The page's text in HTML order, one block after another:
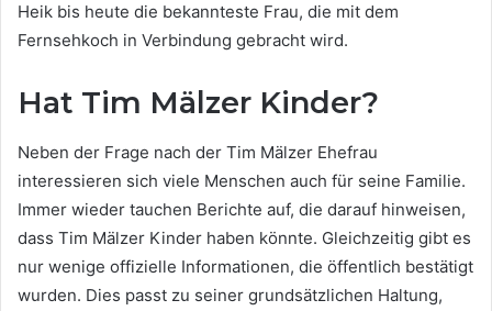
Heik bis heute die bekannteste Frau, die mit dem
Fernsehkoch in Verbindung gebracht wird.
Hat Tim Mälzer Kinder?
Neben der Frage nach der Tim Mälzer Ehefrau
interessieren sich viele Menschen auch für seine Familie.
Immer wieder tauchen Berichte auf, die darauf hinweisen,
dass Tim Mälzer Kinder haben könnte. Gleichzeitig gibt es
nur wenige offizielle Informationen, die öffentlich bestätigt
wurden. Dies passt zu seiner grundsätzlichen Haltung,